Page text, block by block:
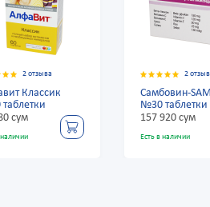
2 отзыва
Самбовин-SAMBOVIN
№30 таблетки
157 920 сум
Есть в наличии